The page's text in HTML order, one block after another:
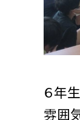
６年
雰囲